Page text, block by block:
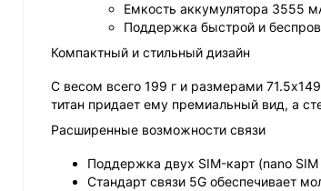
Емкость аккумулятора 3555
Поддержка быстрой и
Компактный и стильный дизайн
С весом всего 199 г и размерами
титан придает ему премиальный вид, а
Расширенные возможности связи
Поддержка двух SIM-карт (nano
Стандарт связи 5G обеспечивает